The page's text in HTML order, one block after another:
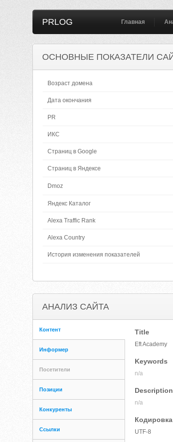
PRLOG Главная
ОСНОВНЫЕ ПОКАЗАТЕЛИ
Возраст домена
Дата окончания
PR
ИКС
Страниц в Google
Страниц в Яндексе
Dmoz
Яндекс Каталог
Alexa Traffic Rank
Alexa Country
История изменения показателей
АНАЛИЗ САЙТА
Контент
Информер
Посетители
Позиции
Конкуренты
Ссылки
Title
Eft Academy
Keywords
n/a
Description
n/a
Кодировка
UTF-8